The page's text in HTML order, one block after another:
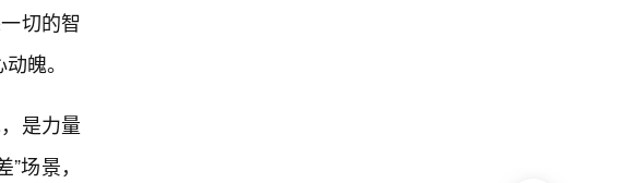
切的智
魄。
是力量
场景，